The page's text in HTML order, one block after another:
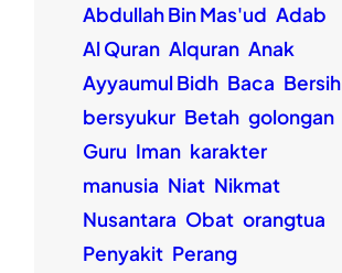
Abdullah Bin Mas'ud Adab
Al Quran Alquran Anak
Ayyaumul Bidh Baca Bersih
bersyukur Betah golongan
Guru Iman karakter
manusia Niat Nikmat
Nusantara Obat orangtua
Penyakit Perang